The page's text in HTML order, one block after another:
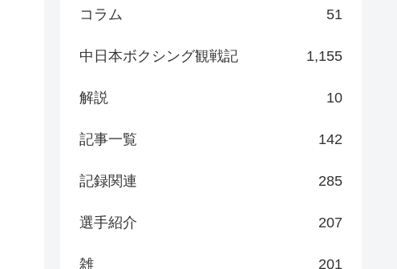
コラム 51
中日本ボクシング観戦記 1,155
解説 10
記事一覧 142
記録関連 285
選手紹介 207
雑 201